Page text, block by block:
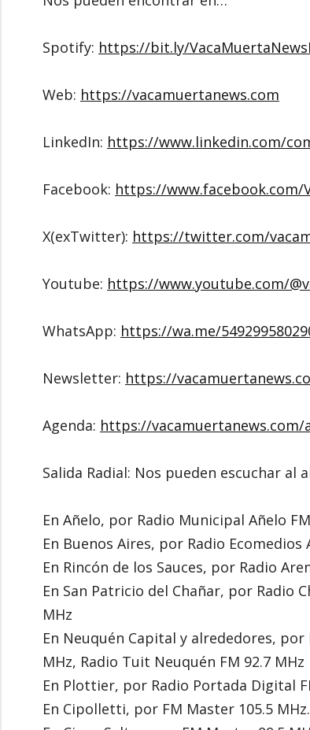
Spotify: https://bit.ly/
Web: https://vacamuertanews.com
LinkedIn: https://www.linkedin.com/
Facebook: https://www.facebook.com/
X(exTwitter): https://twitter.com/
Youtube: https://www.youtube.com/
WhatsApp: https://wa.me/
Newsletter: https://
Agenda: https://vacamuertanews.com/
Salida Radial: Nos pueden escuchar
En Añelo, por Radio Municipal Añelo
En Buenos Aires, por Radio Ecomedios
En Rincón de los Sauces, por Radio
En San Patricio del Chañar, por Radio
MHz
En Neuquén Capital y alrededores, por
MHz, Radio Tuit Neuquén FM 92.7 MHz
En Plottier, por Radio Portada Digital
En Cipolletti, por FM Master 105.5 MHz.